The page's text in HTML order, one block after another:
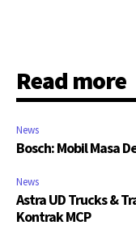
Read more
News
Bosch: Mobil Masa
News
Astra UD Trucks &
Kontrak MCP